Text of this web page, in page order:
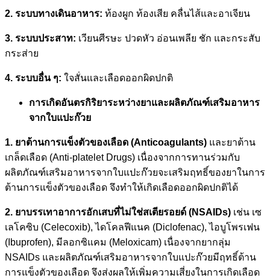
2. ระบบทางเดินอาหาร: ท้องผูก ท้องเสีย คลื่นไส้และอาเจียน
3. ระบบประสาท: เวียนศีรษะ ปวดหัว อ่อนเพลีย ชัก และกระสับ
กระส่าย
4. ระบบอื่น ๆ: ใจสั่นและเลือดออกผิดปกติ
การเกิดอันตรกิริยาระหว่างยาและผลิตภัณฑ์เสริมอาหาร
จากใบแปะก๊วย
1. ยาต้านการแข็งตัวของเลือด (Anticoagulants) และยาต้าน
เกล็ดเลือด (Anti-platelet Drugs) เนื่องจากการทานร่วมกับ
ผลิตภัณฑ์เสริมอาหารจากใบแปะก๊วยจะเสริมฤทธิ์ของยาในการ
ต้านการแข็งตัวของเลือด จึงทำให้เกิดเลือดออกผิดปกติได้
2. ยาบรรเทาอาการอักเสบที่ไม่ใช่สเตียรอยด์ (NSAIDs) เช่น เซ
เลโคซิบ (Celecoxib), ไดโคลฟีแนค (Diclofenac), ไอบูโพรเฟน
(Ibuprofen), มีลอกซิแคม (Meloxicam) เนื่องจากยากลุ่ม
NSAIDs และผลิตภัณฑ์เสริมอาหารจากใบแปะก๊วยมีฤทธิ์ต้าน
การแข็งตัวของเลือด จึงส่งผลให้เพิ่มความเสี่ยงในการเกิดเลือด